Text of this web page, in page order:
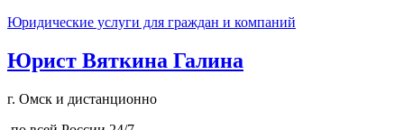
Юридические услуги для граждан и компаний
Юрист Вяткина Галина
г. Омск и дистанционно